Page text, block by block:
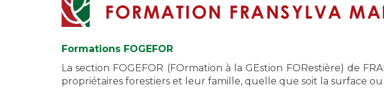
FORMATION FRANSYLVA
Formations FOGEFOR
La section FOGEFOR (FOrmation à la GEstion FORestière) de
propriétaires forestiers et leur famille, quelle que soit la surface